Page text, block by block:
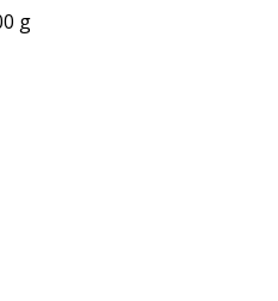
g